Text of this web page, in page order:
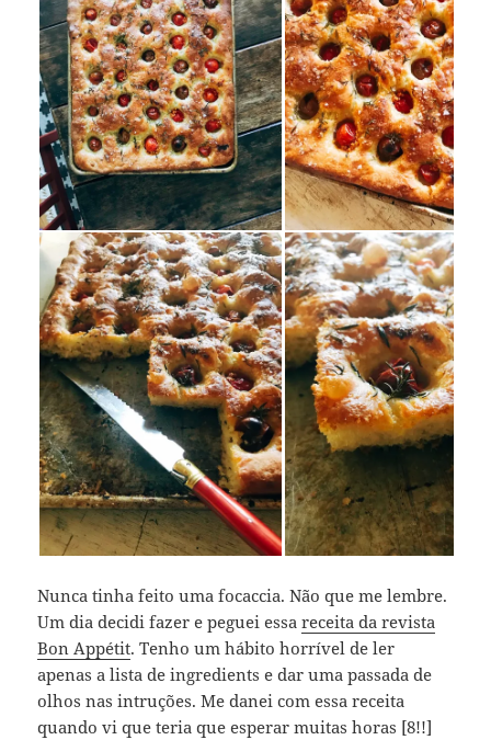
Nunca tinha feito uma focaccia. Não que me lembre.
Um dia decidi fazer e peguei essareceita da revista
Bon Appétit. Tenho um hábito horrível de ler
apenas a lista de ingredients e dar uma passada de
olhos nas intruções. Me danei com essa receita
quando vi que teria que esperar muitas horas [8!!]